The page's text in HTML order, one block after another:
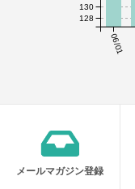
06/01
128
130
メールマガジン登録